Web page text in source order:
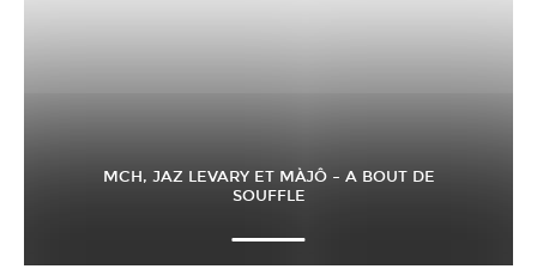
MCH, JAZ LEVARY ET MÀJÔ – A BOUT DE
SOUFFLE